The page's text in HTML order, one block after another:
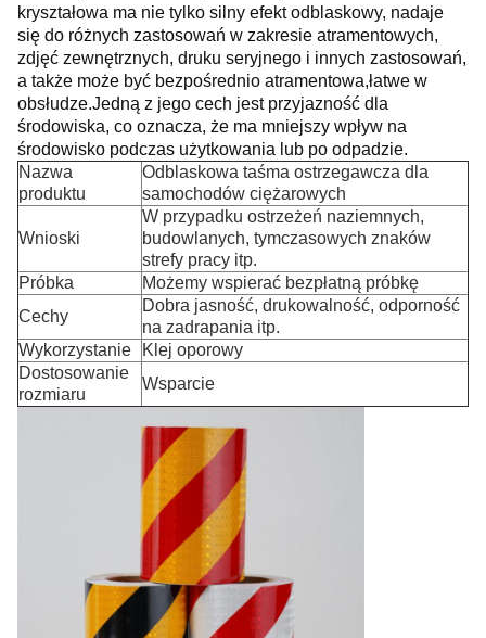
kryształowa ma nie tylko silny efekt odblaskowy, nadaje
się do różnych zastosowań w zakresie atramentowych,
zdjęć zewnętrznych, druku seryjnego i innych zastosowań,
a także może być bezpośrednio atramentowa,łatwe w
obsłudze.Jedną z jego cech jest przyjazność dla
środowiska, co oznacza, że ma mniejszy wpływ na
środowisko podczas użytkowania lub po odpadzie.
Nazwa
produktu
Odblaskowa taśma ostrzegawcza dla
samochodów ciężarowych
Wnioski
W przypadku ostrzeżeń naziemnych,
budowlanych, tymczasowych znaków
strefy pracy itp.
Próbka
Możemy wspierać bezpłatną próbkę
Cechy
Dobra jasność, drukowalność, odporność
na zadrapania itp.
Wykorzystanie
Klej oporowy
Dostosowanie
rozmiaru
Wsparcie